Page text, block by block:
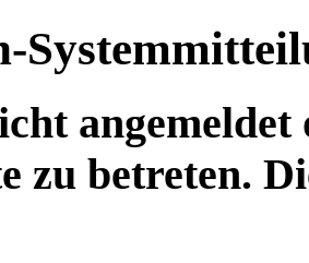
angemeldet
zu betreten.